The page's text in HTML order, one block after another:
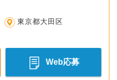
東京都大田区
Web応募